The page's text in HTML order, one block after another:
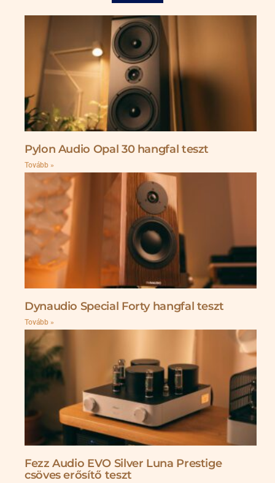
Pylon Audio Opal 30 hangfal teszt
Tovább »
Dynaudio Special Forty hangfal teszt
Tovább »
Fezz Audio EVO Silver Luna Prestige
csöves erősítő teszt